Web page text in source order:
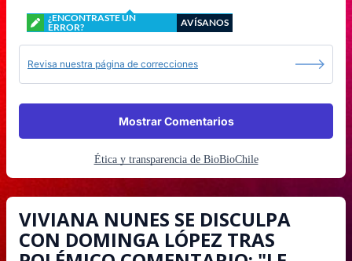
¿ENCONTRASTE UN
ERROR?
AVÍSANOS
Revisa nuestra página de correcciones
Mostrar Comentarios
Ética y transparencia de BioBioChile
VIVIANA NUNES SE DISCULPA
CON DOMINGA LÓPEZ TRAS